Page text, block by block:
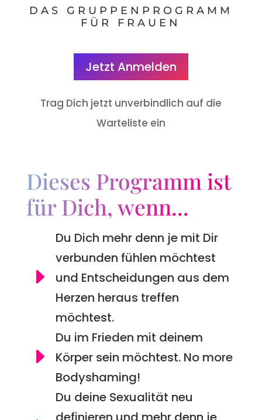
DAS GRUPPENPROGRAMM
FÜR FRAUEN
Jetzt Anmelden
Trag Dich jetzt unverbindlich auf die
Warteliste ein
Dieses Programm ist
für Dich, wenn...
E
Du Dich mehr denn je mit Dir
verbunden fühlen möchtest
und Entscheidungen aus dem
Herzen heraus treffen
möchtest.
E
Du im Frieden mit deinem
Körper sein möchtest. No more
Bodyshaming!
Du deine Sexualität neu